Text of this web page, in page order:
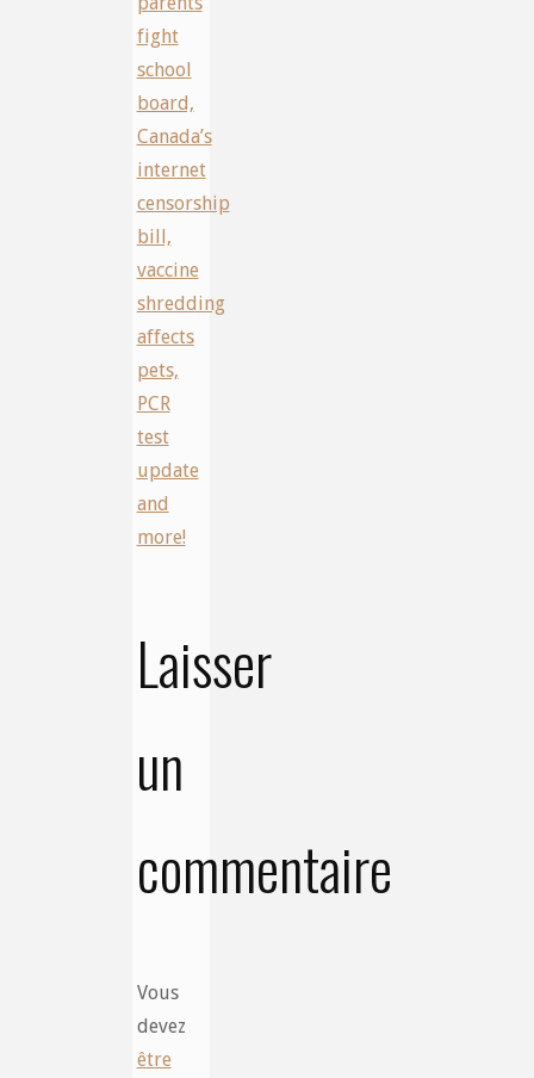
fight
school
board,
Canada’s
internet
censorship
bill,
vaccine
shredding
affects
pets,
PCR
test
update
and
more!
Laisser
un
commentaire
Vous
devez
être